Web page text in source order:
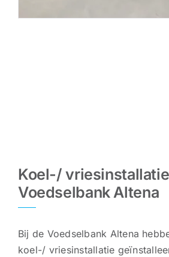
Koel-/ vriesinstallatie
Voedselbank Altena
Bij de Voedselbank Altena
koel-/ vriesinstallatie